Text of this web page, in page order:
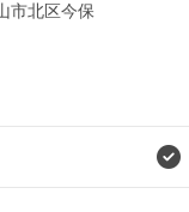
市北区今保